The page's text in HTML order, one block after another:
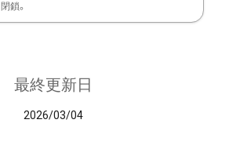
閉鎖。
最終更新日
2026/03/04